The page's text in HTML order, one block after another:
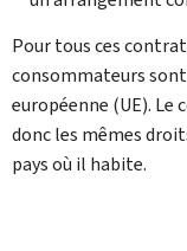
Pour tous ces
consommateurs sont
européenne (UE). Le
donc les mêmes
pays où il habite.